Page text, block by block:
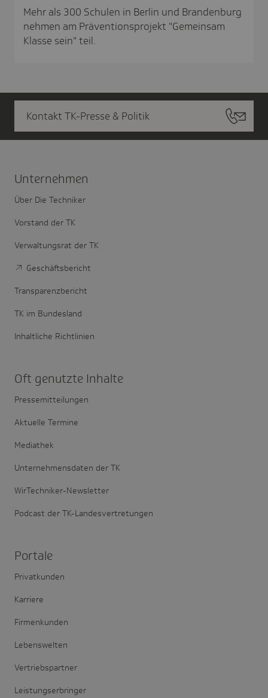
Mehr als 300 Schulen in Berlin und Brandenburg
nehmen am Präventionsprojekt "Gemeinsam
Klasse sein" teil.
Kontakt TK-Presse & Politik
Unter­nehmen
Über Die Techniker
Vorstand der TK
Verwaltungsrat der TK
Geschäftsbericht
Transparenzbericht
TK im Bundesland
Inhaltliche Richtlinien
Oft genutzte Inhalte
Pressemitteilungen
Aktuelle Termine
Mediathek
Unternehmensdaten der TK
WirTechniker-Newsletter
Podcast der TK-Landesvertretungen
Portale
Privatkunden
Karriere
Firmenkunden
Lebenswelten
Vertriebspartner
Leistungserbringer